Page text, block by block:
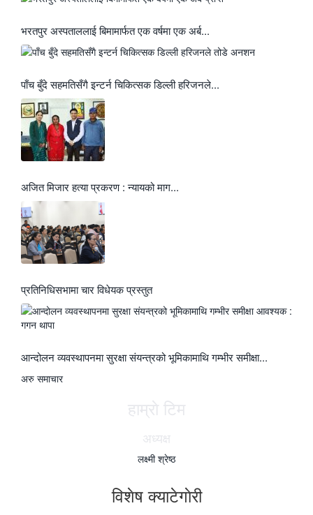
भरतपुर अस्पताललाई बिमामार्फत एक वर्षमा एक अर्ब...
पाँच बुँदे सहमतिसँगै इन्टर्न चिकित्सक डिल्ली हरिजनले...
अजित मिजार हत्या प्रकरण : न्यायको माग...
प्रतिनिधिसभामा चार विधेयक प्रस्तुत
आन्दोलन व्यवस्थापनमा सुरक्षा संयन्त्रको भूमिकामाथि गम्भीर समीक्षा...
अरु समाचार
हाम्राे टिम
अध्यक्ष
लक्ष्मी श्रेष्ठ
विशेष क्याटेगाेरी